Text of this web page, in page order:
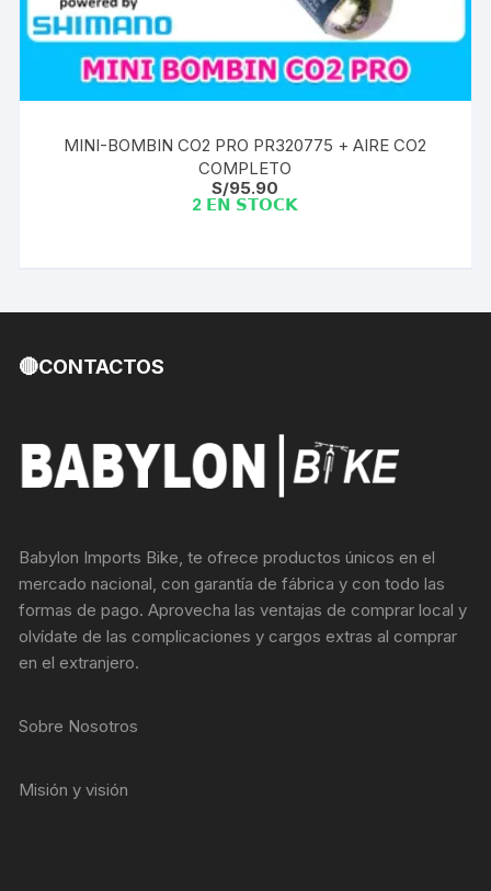
MINI-BOMBIN CO2 PRO PR320775 + AIRE CO2
COMPLETO
S/95.90
2 𝗘𝗡 𝗦𝗧𝗢𝗖𝗞
🔴CONTACTOS
Babylon Imports Bike, te ofrece productos únicos en el
mercado nacional, con garantía de fábrica y con todo las
formas de pago. Aprovecha las ventajas de comprar local y
olvídate de las complicaciones y cargos extras al comprar
en el extranjero.
Sobre Nosotros
Misión y visión